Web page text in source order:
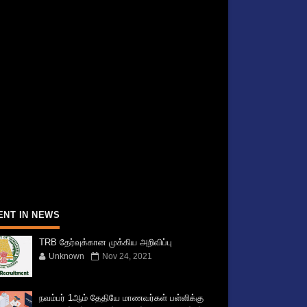
IN NEWS
TRB தேர்வுக்கான முக்கிய அறிவிப்பு
Unknown Nov 24, 2021
நவம்பர் 1ஆம் தேதியே மாணவர்கள் பள்ளிக்கு